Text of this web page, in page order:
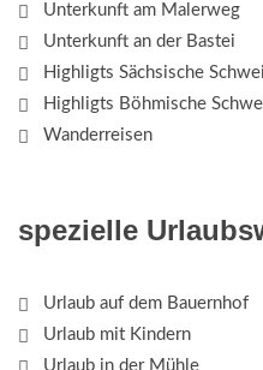
Unterkunft am Malerweg
Unterkunft an der Bastei
Highligts Sächsische
Highligts Böhmische
Wanderreisen
spezielle
Urlaub auf dem Bauernhof
Urlaub mit Kindern
Urlaub in der Mühle